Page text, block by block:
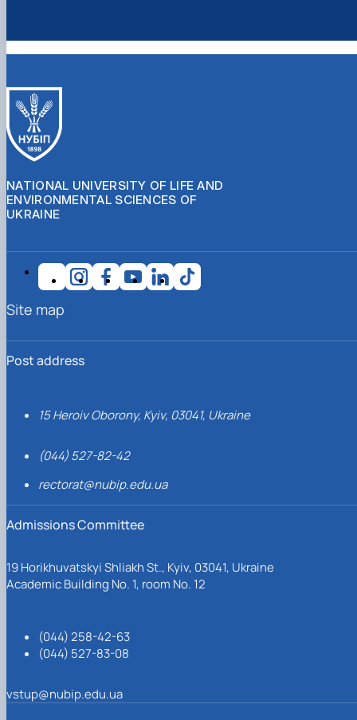
NATIONAL UNIVERSITY OF LIFE AND
ENVIRONMENTAL SCIENCES OF
UKRAINE
Post address
15 Heroiv Oborony, Kyiv, 03041, Ukraine
(044) 527-82-42
rectorat@nubip.edu.ua
Admissions Committee
19 Horikhuvatskyi Shliakh St., Kyiv, 03041, Ukraine
Academic Building No. 1, room No. 12
(044) 258-42-63
(044) 527-83-08
vstup@nubip.edu.ua
Site map